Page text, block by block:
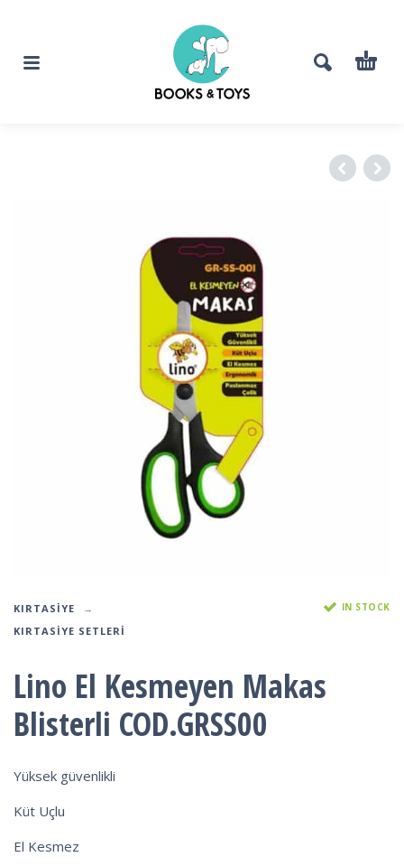
KIRTASIYE
KIRTASIYE SETLERI
IN STOCK
Lino El Kesmeyen Makas
Blisterli COD.GRSS00
Yüksek güvenlikli
Küt Uçlu
El Kesmez